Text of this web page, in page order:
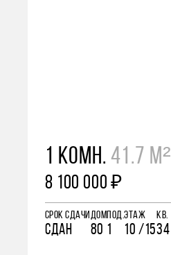
1 КОМН. 41.7 М²
8 100 000 ₽
СРОК СДАЧИ
СДАН
ДОМ
80
ПОД.
1
ЭТАЖ
10 /15
КВ.
34